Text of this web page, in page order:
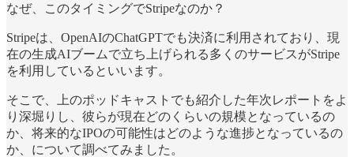
なぜ、このタイミングでStripeなのか？
Stripeは、OpenAIのChatGPTでも決済に利用されており、現
在の生成AIブームで立ち上げられる多くのサービスがStripe
を利用しているといいます。
そこで、上のポッドキャストでも紹介した年次レポートをよ
り深堀りし、彼らが現在どのくらいの規模となっているの
か、将来的なIPOの可能性はどのような進捗となっているの
か、について調べてみました。